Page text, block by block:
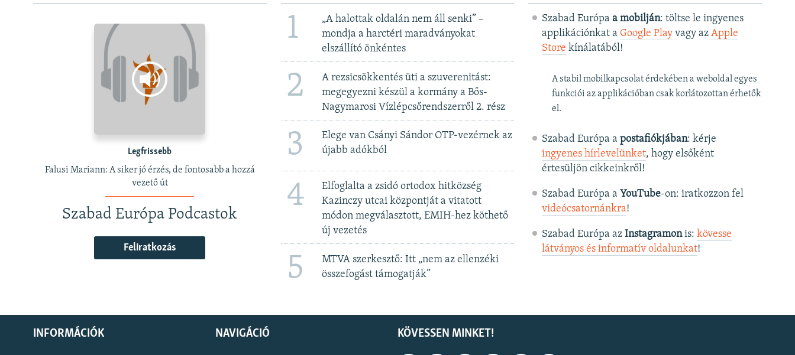
Legfrissebb
Falusi Mariann: A siker jó érzés, de fontosabb a hozzá
vezető út
Szabad Európa Podcastok
Feliratkozás
1
„A halottak oldalán nem áll senki” –
mondja a harctéri maradványokat
elszállító önkéntes
2
A rezsicsökkentés üti a szuverenitást:
megegyezni készül a kormány a Bős-
Nagymarosi Vízlépcsőrendszerről 2. rész
3
Elege van Csányi Sándor OTP-vezérnek az
újabb adókból
4
Elfoglalta a zsidó ortodox hitközség
Kazinczy utcai központját a vitatott
módon megválasztott, EMIH-hez köthető
új vezetés
5
MTVA szerkesztő: Itt „nem az ellenzéki
összefogást támogatják”
Szabad Európa a mobilján: töltse le ingyenes
applikációnkat a Google Playvagy az Apple
Store kínálatából!
A stabil mobilkapcsolat érdekében a weboldal egyes
funkciói az applikációban csak korlátozottan érhetők
el.
Szabad Európa a postafiókjában: kérje
ingyenes hírlevelünket, hogy elsőként
értesüljön cikkeinkről!
Szabad Európa a YouTube-on: iratkozzon fel
videócsatornánkra!
Szabad Európa az Instagramonis: kövesse
látványos és informatív oldalunkat! ​
KÖVESSEN MINKET!
INFORMÁCIÓK NAVIGÁCIÓ